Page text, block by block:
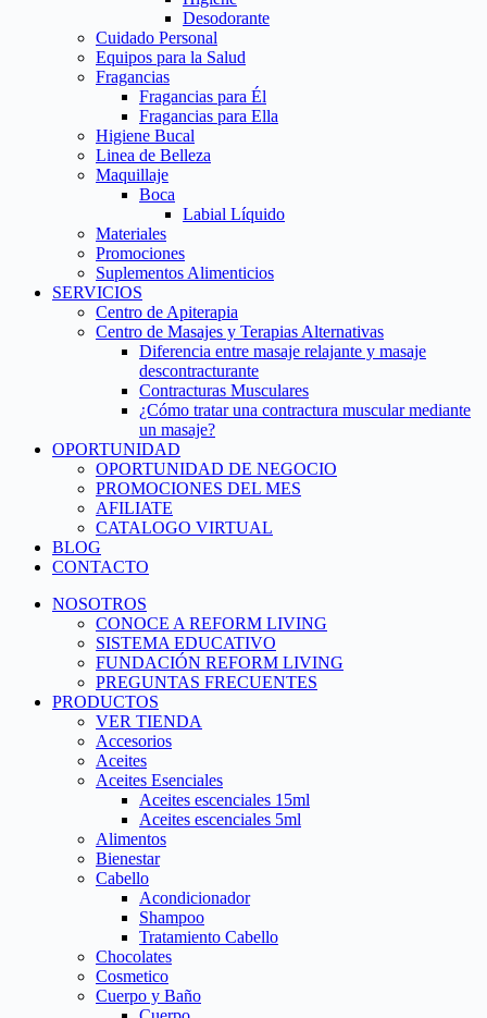
Desodorante
Cuidado Personal
Equipos para la Salud
Fragancias
Fragancias para Él
Fragancias para Ella
Higiene Bucal
Linea de Belleza
Maquillaje
Boca
Labial Líquido
Materiales
Promociones
Suplementos Alimenticios
SERVICIOS
Centro de Apiterapia
Centro de Masajes y Terapias Alternativas
Diferencia entre masaje relajante y masaje
descontracturante
Contracturas Musculares
¿Cómo tratar una contractura muscular mediante
un masaje?
OPORTUNIDAD
OPORTUNIDAD DE NEGOCIO
PROMOCIONES DEL MES
AFILIATE
CATALOGO VIRTUAL
BLOG
CONTACTO
NOSOTROS
CONOCE A REFORM LIVING
SISTEMA EDUCATIVO
FUNDACIÓN REFORM LIVING
PREGUNTAS FRECUENTES
PRODUCTOS
VER TIENDA
Accesorios
Aceites
Aceites Esenciales
Aceites escenciales 15ml
Aceites escenciales 5ml
Alimentos
Bienestar
Cabello
Acondicionador
Shampoo
Tratamiento Cabello
Chocolates
Cosmetico
Cuerpo y Baño